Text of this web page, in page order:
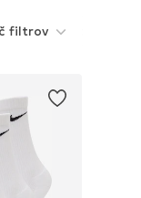
Lastnosti izdelka
filtrov